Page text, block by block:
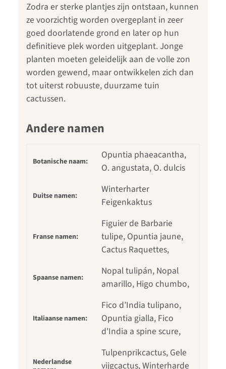
Zodra er sterke plantjes zijn ontstaan, kunnen
ze voorzichtig worden overgeplant in zeer
goed doorlatende grond en later op hun
definitieve plek worden uitgeplant. Jonge
planten moeten geleidelijk aan de volle zon
worden gewend, maar ontwikkelen zich dan
tot uiterst robuuste, duurzame tuin
cactussen.
Andere namen
Botanische naam:
Opuntia phaeacantha,
O. angustata, O. dulcis
Duitse namen:
Winterharter
Feigenkaktus
Franse namen:
Figuier de Barbarie
tulipe, Opuntia jaune,
Cactus Raquettes,
Spaanse namen:
Nopal tulipán, Nopal
amarillo, Higo chumbo,
Italiaanse namen:
Fico d’India tulipano,
Opuntia gialla, Fico
d'India a spine scure,
Nederlandse
Tulpenprikcactus, Gele
vijgcactus, Winterharde